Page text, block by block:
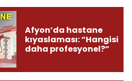
Afyon’da hastane
kıyaslaması: “Hangisi
daha profesyonel?”